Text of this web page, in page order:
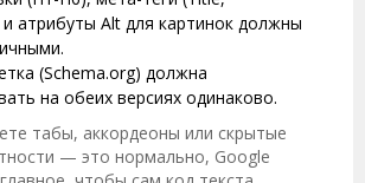
атрибуты Alt для картинок должны
(Schema.org) должна
на обеих версиях одинаково.
табы, аккордеоны или скрытые
— это нормально, Google